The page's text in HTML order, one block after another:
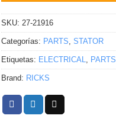
SKU: 27-21916
Categorías: PARTS, STATOR
Etiquetas: ELECTRICAL, PARTS
Brand: RICKS